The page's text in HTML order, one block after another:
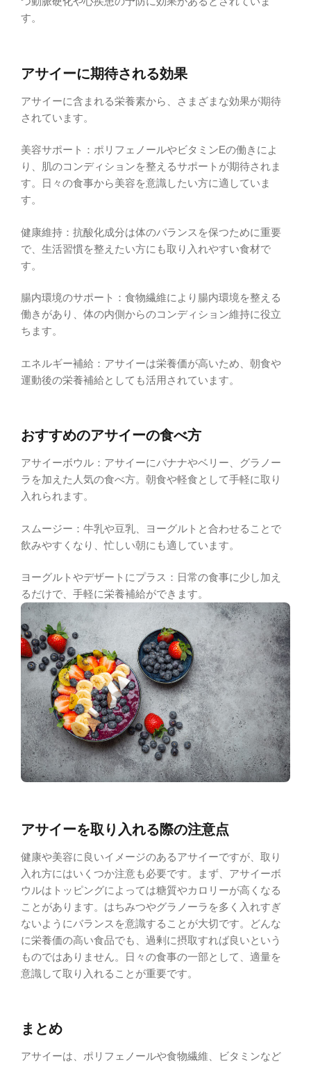
す。
アサイーに期待される効果
アサイーに含まれる栄養素から、さまざまな効果が期待
されています。
美容サポート：ポリフェノールやビタミンEの働きによ
り、肌のコンディションを整えるサポートが期待されま
す。日々の食事から美容を意識したい方に適していま
す。
健康維持：抗酸化成分は体のバランスを保つために重要
で、生活習慣を整えたい方にも取り入れやすい食材で
す。
腸内環境のサポート：食物繊維により腸内環境を整える
働きがあり、体の内側からのコンディション維持に役立
ちます。
エネルギー補給：アサイーは栄養価が高いため、朝食や
運動後の栄養補給としても活用されています。
おすすめのアサイーの食べ方
アサイーボウル：アサイーにバナナやベリー、グラノー
ラを加えた人気の食べ方。朝食や軽食として手軽に取り
入れられます。
スムージー：牛乳や豆乳、ヨーグルトと合わせることで
飲みやすくなり、忙しい朝にも適しています。
ヨーグルトやデザートにプラス：日常の食事に少し加え
るだけで、手軽に栄養補給ができます。
アサイーを取り入れる際の注意点
健康や美容に良いイメージのあるアサイーですが、取り
入れ方にはいくつか注意も必要です。まず、アサイーボ
ウルはトッピングによっては糖質やカロリーが高くなる
ことがあります。はちみつやグラノーラを多く入れすぎ
ないようにバランスを意識することが大切です。どんな
に栄養価の高い食品でも、過剰に摂取すれば良いという
ものではありません。日々の食事の一部として、適量を
意識して取り入れることが重要です。
まとめ
アサイーは、ポリフェノールや食物繊維、ビタミンなど